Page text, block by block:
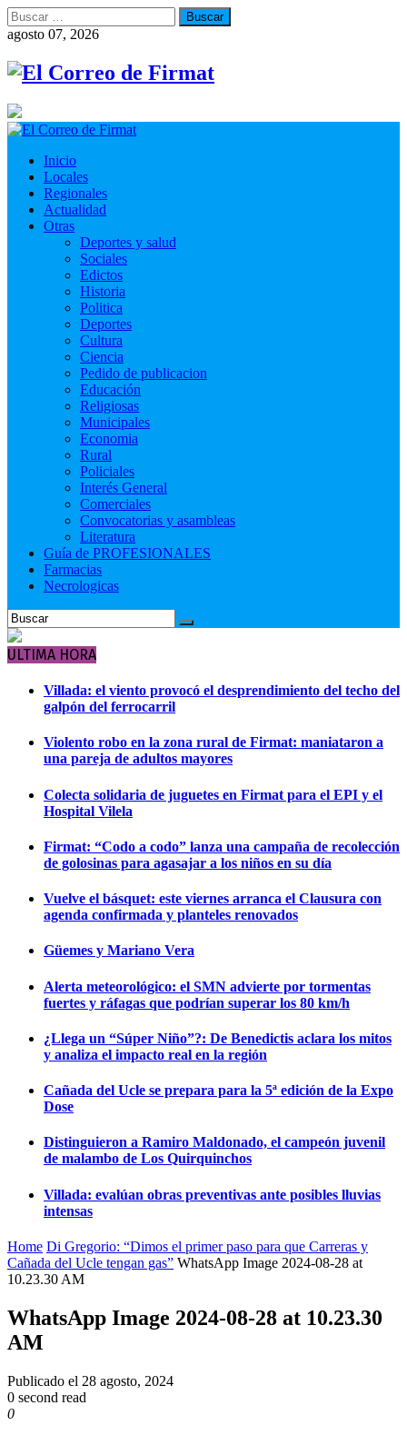
Buscar:
agosto 07, 2026
Inicio
Locales
Regionales
Actualidad
Otras
Deportes y salud
Sociales
Edictos
Historia
Politica
Deportes
Cultura
Ciencia
Pedido de publicacion
Educación
Religiosas
Municipales
Economia
Rural
Policiales
Interés General
Comerciales
Convocatorias y asambleas
Literatura
Guía de PROFESIONALES
Farmacias
Necrologicas
ULTIMA HORA
Villada: el viento provocó el desprendimiento del techo del
galpón del ferrocarril
Violento robo en la zona rural de Firmat: maniataron a
una pareja de adultos mayores
Colecta solidaria de juguetes en Firmat para el EPI y el
Hospital Vilela
Firmat: “Codo a codo” lanza una campaña de recolección
de golosinas para agasajar a los niños en su día
Vuelve el básquet: este viernes arranca el Clausura con
agenda confirmada y planteles renovados
Güemes y Mariano Vera
Alerta meteorológico: el SMN advierte por tormentas
fuertes y ráfagas que podrían superar los 80 km/h
¿Llega un “Súper Niño”?: De Benedictis aclara los mitos
y analiza el impacto real en la región
Cañada del Ucle se prepara para la 5ª edición de la Expo
Dose
Distinguieron a Ramiro Maldonado, el campeón juvenil
de malambo de Los Quirquinchos
Villada: evalúan obras preventivas ante posibles lluvias
intensas
Home Di Gregorio: “Dimos el primer paso para que Carreras y
Cañada del Ucle tengan gas” WhatsApp Image 2024-08-28 at
10.23.30 AM
WhatsApp Image 2024-08-28 at 10.23.30
AM
Publicado el 28 agosto, 2024
0 second read
0